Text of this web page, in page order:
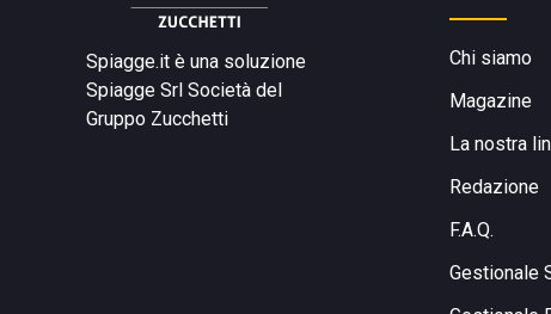
Spiagge.it è una soluzione
Spiagge Srl Società del
Gruppo Zucchetti
Chi siamo
Magazine
La nostra
Redazione
F.A.Q.
Gestionale